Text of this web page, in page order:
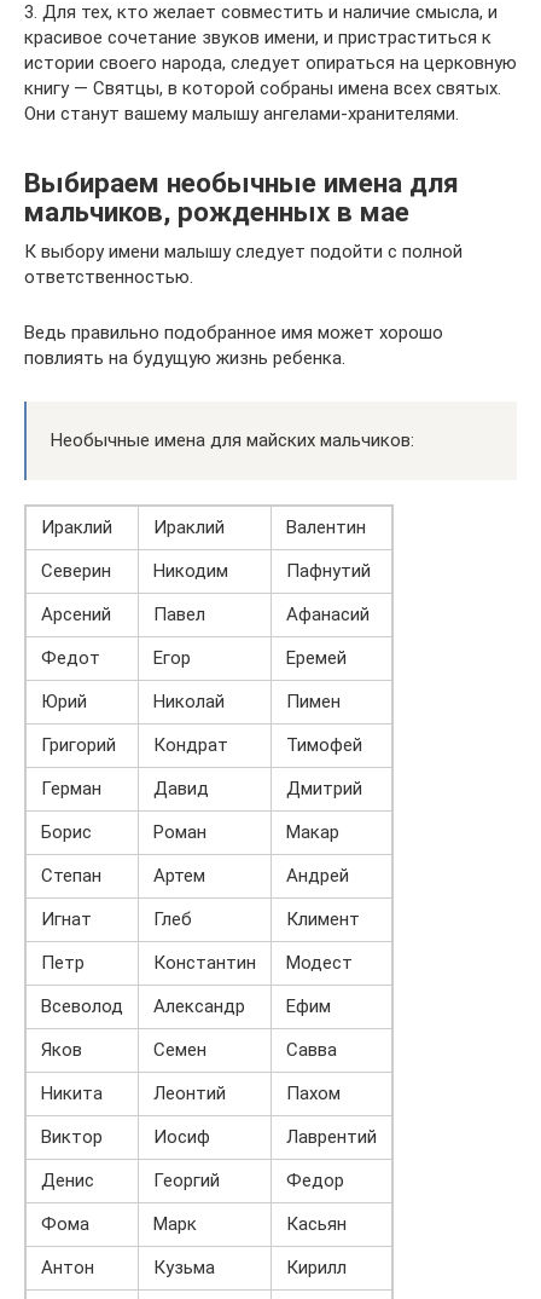
3. Для тех, кто желает совместить и наличие смысла, и
красивое сочетание звуков имени, и пристраститься к
истории своего народа, следует опираться на церковную
книгу — Святцы, в которой собраны имена всех святых.
Они станут вашему малышу ангелами-хранителями.
Выбираем необычные имена для
мальчиков, рожденных в мае
К выбору имени малышу следует подойти с полной
ответственностью.
Ведь правильно подобранное имя может хорошо
повлиять на будущую жизнь ребенка.
Необычные имена для майских мальчиков:
Ираклий Ираклий
Валентин
Северин
Никодим
Пафнутий
Арсений
Павел
Афанасий
Федот
Егор
Еремей
Юрий
Николай
Пимен
Григорий
Кондрат
Тимофей
Герман
Давид
Дмитрий
Борис
Роман
Макар
Степан
Артем
Андрей
Игнат
Глеб
Климент
Петр
Константин
Модест
Всеволод
Александр
Ефим
Яков
Семен
Савва
Никита
Леонтий
Пахом
Виктор
Иосиф
Лаврентий
Денис
Георгий
Федор
Фома
Марк
Касьян
Антон
Кузьма Кирилл